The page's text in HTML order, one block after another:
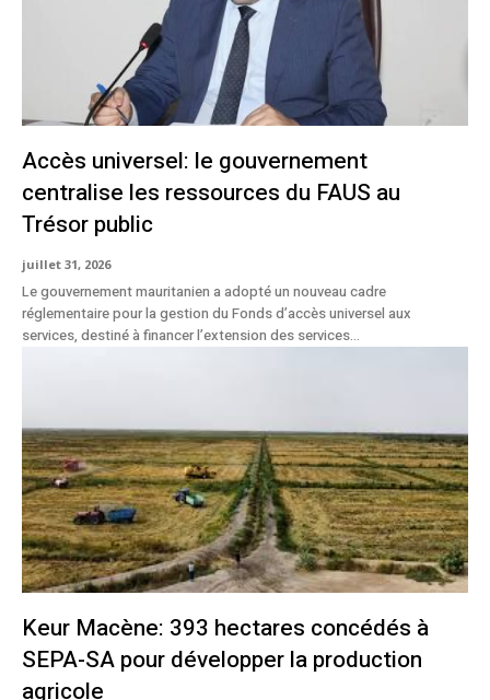
Accès universel: le gouvernement
centralise les ressources du FAUS au
Trésor public
juillet 31, 2026
Le gouvernement mauritanien a adopté un nouveau cadre
réglementaire pour la gestion du Fonds d’accès universel aux
services, destiné à financer l’extension des services...
Keur Macène: 393 hectares concédés à
SEPA-SA pour développer la production
agricole